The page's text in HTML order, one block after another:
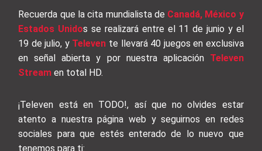
Recuerda que la cita mundialista de Canadá, México y
Estados Unidos se realizará entre el 11 de junio y el
19 de julio, y Televen te llevará 40 juegos en exclusiva
en señal abierta y por nuestra aplicación Televen
Stream en total HD.
¡Televen está en TODO!, así que no olvides estar
atento a nuestra página web y seguirnos en redes
sociales para que estés enterado de lo nuevo que
tenemos para ti: